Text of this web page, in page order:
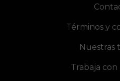
Términos y
Nuestras
Trabaja